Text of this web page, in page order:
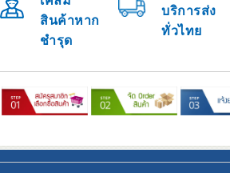
สินค้าหาก
ชำรุด
บริการส่ง
ทั่วไทย